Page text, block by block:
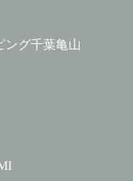
ング千葉亀山